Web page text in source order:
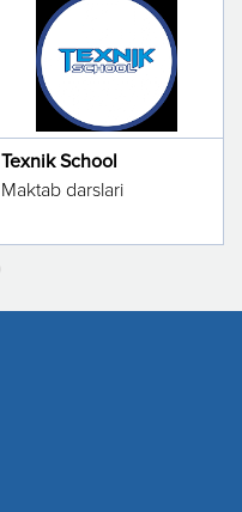
Texnik School
Maktab darslari